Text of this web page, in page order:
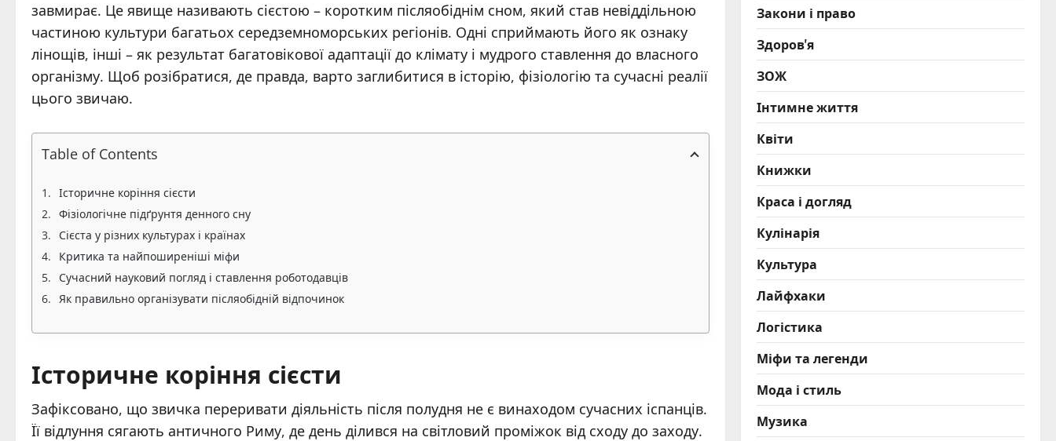
завмирає. Це явище називають сієстою – коротким післяобіднім сном, який став невіддільною
частиною культури багатьох середземноморських регіонів. Одні сприймають його як ознаку
лінощів, інші – як результат багатовікової адаптації до клімату і мудрого ставлення до власного
організму. Щоб розібратися, де правда, варто заглибитися в історію, фізіологію та сучасні реалії
цього звичаю.
Table of Contents
Історичне коріння сієсти
Фізіологічне підґрунтя денного сну
Сієста у різних культурах і країнах
Критика та найпоширеніші міфи
Сучасний науковий погляд і ставлення роботодавців
Як правильно організувати післяобідній відпочинок
Історичне коріння сієсти
Зафіксовано, що звичка переривати діяльність після полудня не є винаходом сучасних іспанців.
Її відлуння сягають античного Риму, де день ділився на світловий проміжок від сходу до заходу.
Закони і право
Здоров'я
ЗОЖ
Інтимне життя
Квіти
Книжки
Краса і догляд
Кулінарія
Культура
Лайфхаки
Логістика
Міфи та легенди
Мода і стиль
Музика